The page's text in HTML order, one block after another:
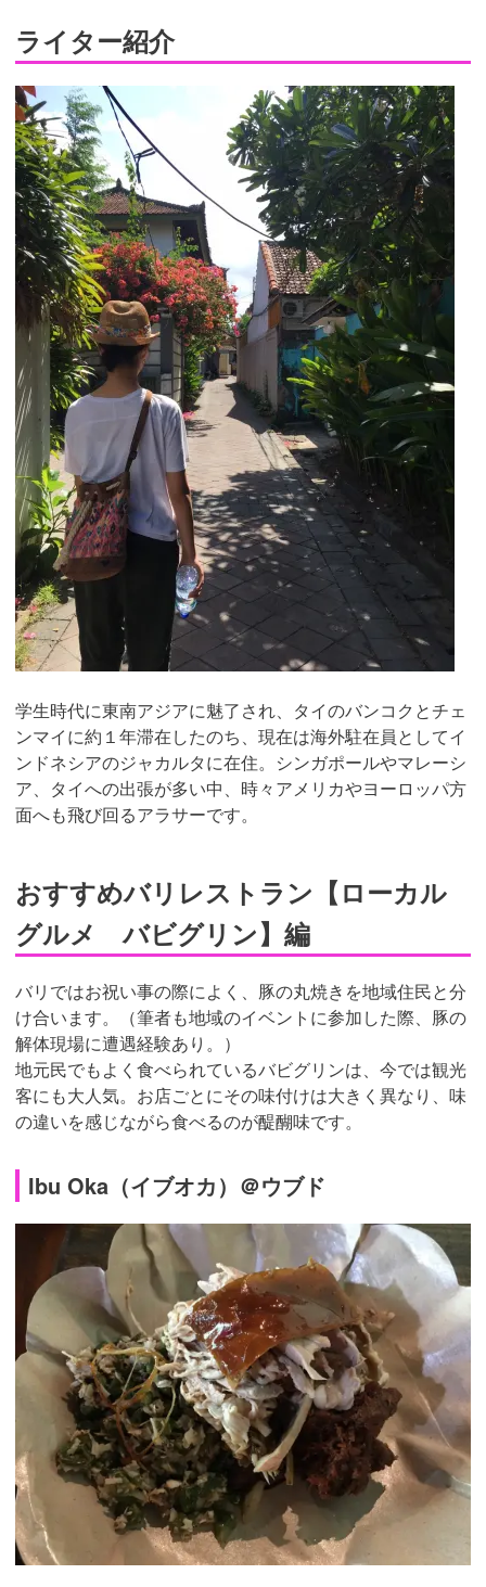
ライター紹介
学生時代に東南アジアに魅了され、タイのバンコクとチェ
ンマイに約１年滞在したのち、現在は海外駐在員としてイ
ンドネシアのジャカルタに在住。シンガポールやマレーシ
ア、タイへの出張が多い中、時々アメリカやヨーロッパ方
面へも飛び回るアラサーです。
おすすめバリレストラン【ローカル
グルメ バビグリン】編
バリではお祝い事の際によく、豚の丸焼きを地域住民と分
け合います。（筆者も地域のイベントに参加した際、豚の
解体現場に遭遇経験あり。）
地元民でもよく食べられているバビグリンは、今では観光
客にも大人気。お店ごとにその味付けは大きく異なり、味
の違いを感じながら食べるのが醍醐味です。
Ibu Oka（イブオカ）＠ウブド